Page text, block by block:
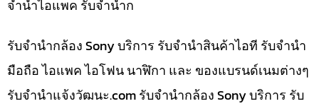
จำนำไอแพค รับจำนำก
รับจำนำกล้อง Sony บริการ รับจำนำสินค้าไอที รับจำนำ
มือถือ ไอแพค ไอโฟน นาฬิกา และ ของแบรนด์เนมต่างๆ
รับจํานําแจ้งวัฒนะ.com รับจำนำกล้อง Sony บริการ รับ